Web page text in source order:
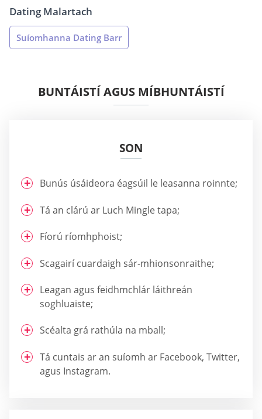
Dating Malartach
Suíomhanna Dating Barr
BUNTÁISTÍ AGUS MÍBHUNTÁISTÍ
SON
Bunús úsáideora éagsúil le leasanna roinnte;
Tá an clárú ar Luch Mingle tapa;
Fíorú ríomhphoist;
Scagairí cuardaigh sár-mhionsonraithe;
Leagan agus feidhmchlár láithreán
soghluaiste;
Scéalta grá rathúla na mball;
Tá cuntais ar an suíomh ar Facebook, Twitter,
agus Instagram.